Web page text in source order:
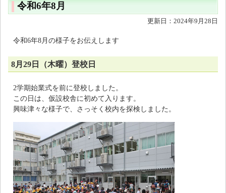
令和6年8月
更新日：2024年9月28日
令和6年8月の様子をお伝えします
8月29日（木曜）登校日
2学期始業式を前に登校しました。
この日は、仮設校舎に初めて入ります。
興味津々な様子で、さっそく校内を探検しました。